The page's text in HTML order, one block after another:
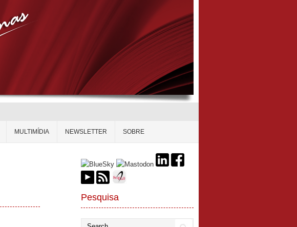
MULTIMÍDIA NEWSLETTER SOBRE
Pesquisa